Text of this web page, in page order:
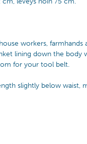
workers, farmhands
lining down the
for your tool belt.
slightly below waist,